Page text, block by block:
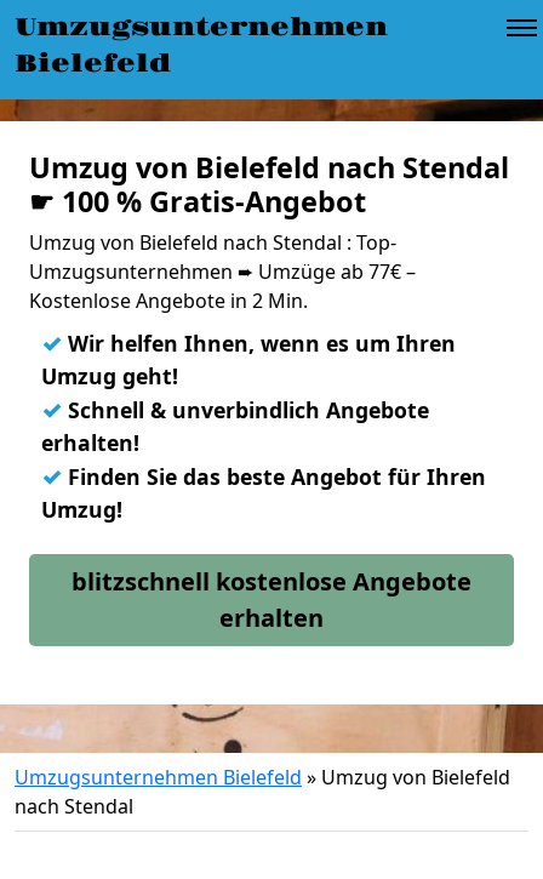
Umzugsunternehmen
Bielefeld
Umzug von Bielefeld nach Stendal
☛ 100 % Gratis-Angebot
Umzug von Bielefeld nach Stendal : Top-
Umzugsunternehmen ➨ Umzüge ab 77€ –
Kostenlose Angebote in 2 Min.
✓ Wir helfen Ihnen, wenn es um Ihren
Umzug geht!
✓ Schnell & unverbindlich Angebote
erhalten!
✓ Finden Sie das beste Angebot für Ihren
Umzug!
blitzschnell kostenlose Angebote
erhalten
Umzugsunternehmen Bielefeld » Umzug von Bielefeld
nach Stendal